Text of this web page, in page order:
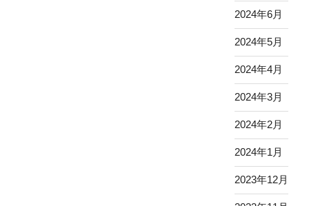
2024年6月
2024年5月
2024年4月
2024年3月
2024年2月
2024年1月
2023年12月